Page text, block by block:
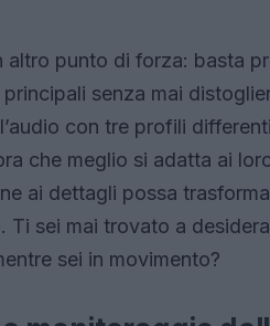
punto di forza: basta
senza mai
con tre profili
che meglio si adatta ai
ai dettagli possa
Ti sei mai trovato a
sei in movimento?